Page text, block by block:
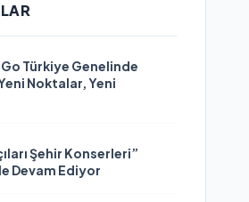
Türkiye Genelinde
Noktalar, Yeni
Şehir Konserleri”
Devam Ediyor